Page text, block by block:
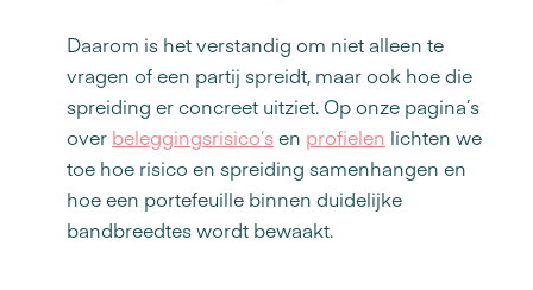
Daarom is het verstandig om niet alleen te
vragen of een partij spreidt, maar ook hoe die
spreiding er concreet uitziet. Op onze pagina’s
over beleggingsrisico’sen profielen lichten we
toe hoe risico en spreiding samenhangen en
hoe een portefeuille binnen duidelijke
bandbreedtes wordt bewaakt.